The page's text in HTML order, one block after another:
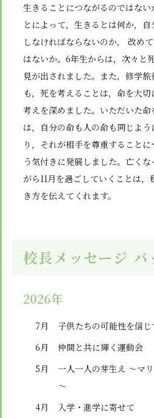
生きることにつながるのではな
とによって，生きるとは何か，
しなければならないのか， 改め
はないか。6年生からは，次々と
見が出されました。また，修学
も，死を考えることは，命を大
考えを深めました。いただいた
は，自分の命も人の命も同じよ
り，それが相手を尊重すること
う気付きに発展しました。亡く
がら11月を過ごしていくことは
き方を伝えてくれます。
校長メッセージ バ
2026年
7月
子供たちの可能性を信じ
6月
仲間と共に輝く運動会
5月
一人一人の芽生え ～マ
～
4月
入学・進学に寄せて